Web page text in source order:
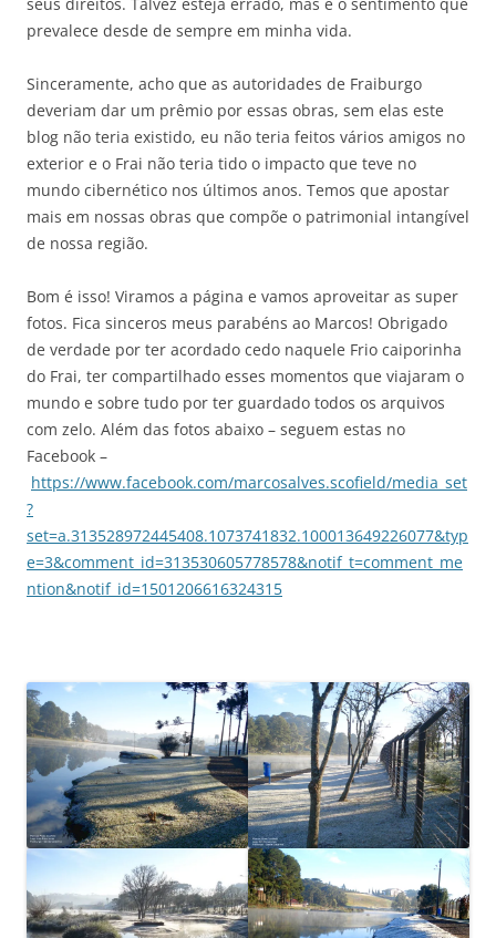
prevalece desde de sempre em minha vida.
Sinceramente, acho que as autoridades de Fraiburgo
deveriam dar um prêmio por essas obras, sem elas este
blog não teria existido, eu não teria feitos vários amigos no
exterior e o Frai não teria tido o impacto que teve no
mundo cibernético nos últimos anos. Temos que apostar
mais em nossas obras que compõe o patrimonial intangível
de nossa região.
Bom é isso! Viramos a página e vamos aproveitar as super
fotos. Fica sinceros meus parabéns ao Marcos! Obrigado
de verdade por ter acordado cedo naquele Frio caiporinha
do Frai, ter compartilhado esses momentos que viajaram o
mundo e sobre tudo por ter guardado todos os arquivos
com zelo. Além das fotos abaixo – seguem estas no
Facebook –
https://www.facebook.com/marcosalves.scofield/media_set
?
set=a.313528972445408.1073741832.100013649226077&typ
e=3&comment_id=313530605778578&notif_t=comment_me
ntion&notif_id=1501206616324315